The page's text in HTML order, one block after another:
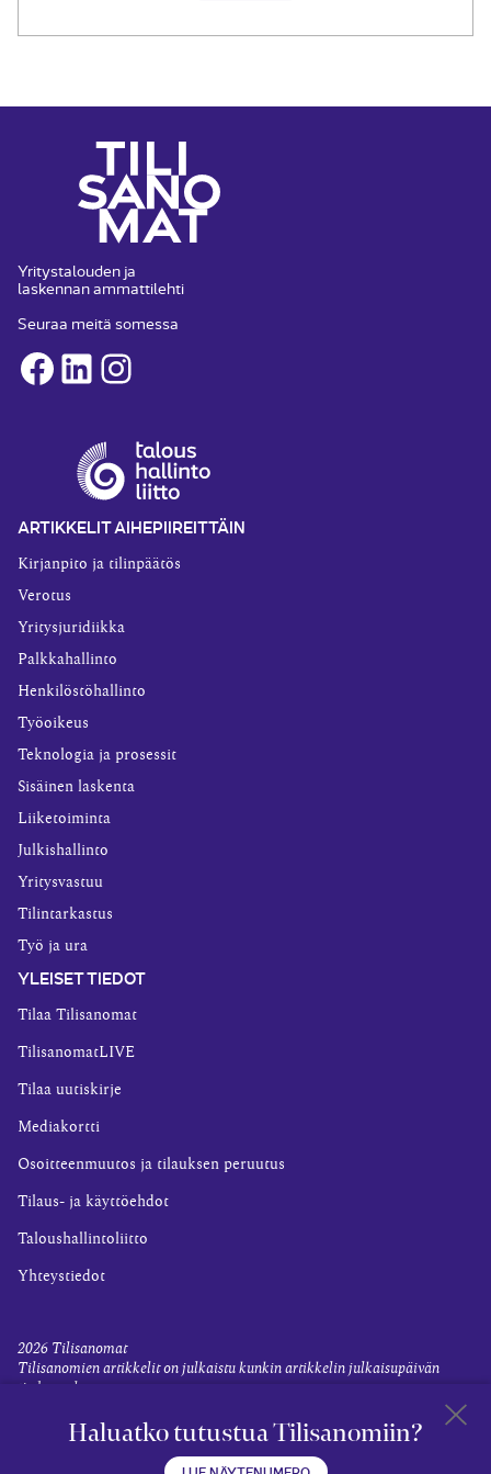
Yritystalouden ja
laskennan ammattilehti
Seuraa meitä somessa
Facebook
LinkedInInstagram
ARTIKKELIT AIHEPIIREITTÄIN
Kirjanpito ja tilinpäätös
Verotus
Yritysjuridiikka
Palkkahallinto
Henkilöstöhallinto
Työoikeus
Teknologia ja prosessit
Sisäinen laskenta
Liiketoiminta
Julkishallinto
Yritysvastuu
Tilintarkastus
Työ ja ura
YLEISET TIEDOT
Tilaa Tilisanomat
TilisanomatLIVE
Tilaa uutiskirje
Mediakortti
Osoitteenmuutos ja tilauksen peruutus
Tilaus- ja käyttöehdot
Taloushallintoliitto
Yhteystiedot
2026 Tilisanomat
Tilisanomien artikkelit on julkaistu kunkin artikkelin julkaisupäivän
tiedon valossa.
EvästevalinnatHaluatko tutustua Tilisanomiin?